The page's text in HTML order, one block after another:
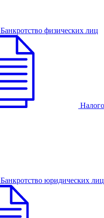
Банкротство физических лиц
Банкротство юридических лиц